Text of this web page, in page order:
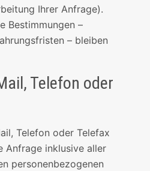
Ihrer Anfrage).
Bestimmungen –
– bleiben
Telefon oder
Telefon oder Telefax
Anfrage inklusive aller
personenbezogenen